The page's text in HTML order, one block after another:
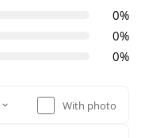
0%
0%
0%
With photo